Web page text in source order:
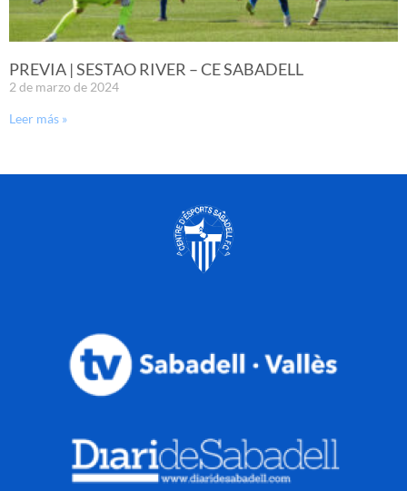
PREVIA | SESTAO RIVER – CE SABADELL
2 de marzo de 2024
Leer más »